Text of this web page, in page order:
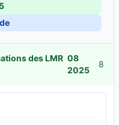
des LMR 08
2025
8